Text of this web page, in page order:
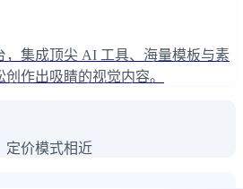
，集成顶尖 AI 工具、海量模板与素
作出吸睛的视觉内容。
定价模式相近